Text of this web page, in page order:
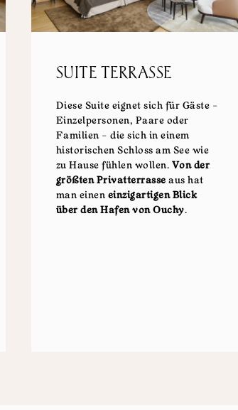
SUITE TERRASSE
Diese Suite eignet sich für Gäste –
Einzelpersonen, Paare oder
Familien – die sich in einem
historischen Schloss am See wie
zu Hause fühlen wollen. Von der
größten Privatterrasse aus hat
man einen einzigartigen Blick
über den Hafen von Ouchy.